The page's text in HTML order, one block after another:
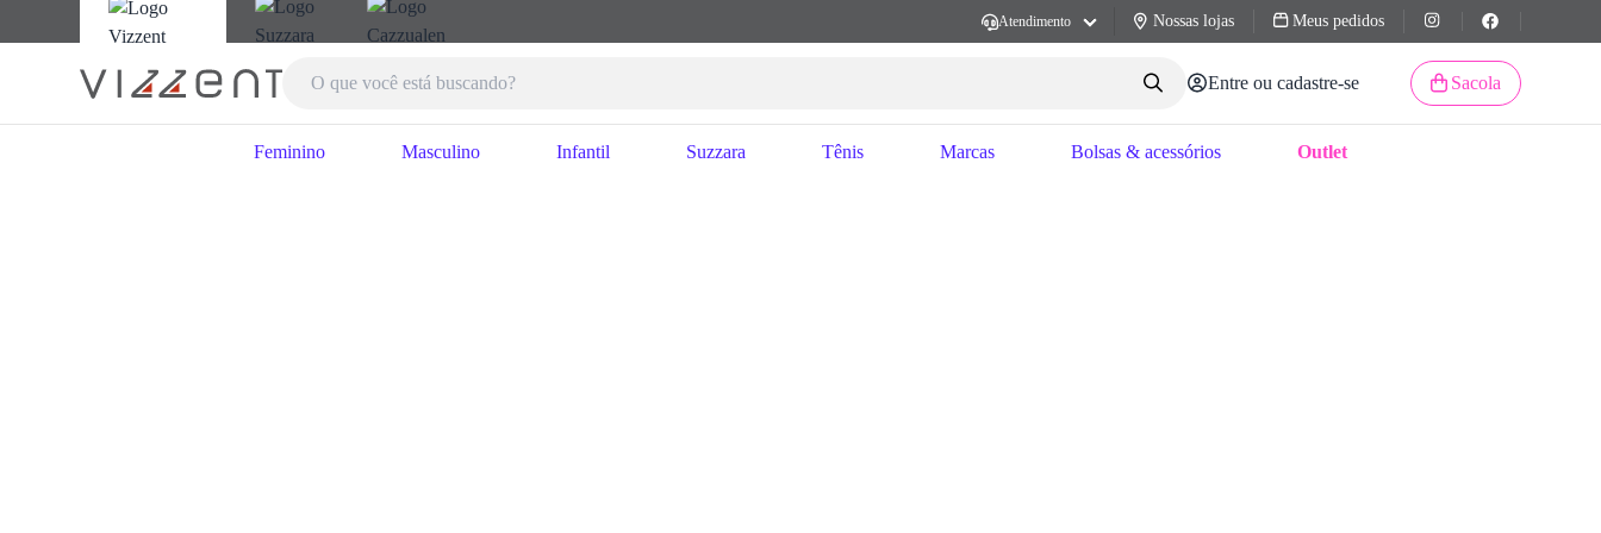
Atendimento Nossas lojas Meus pedidos
Entre ou cadastre-se Sacola
Feminino Masculino Infantil Suzzara Tênis Marcas Bolsas & acessórios Outlet